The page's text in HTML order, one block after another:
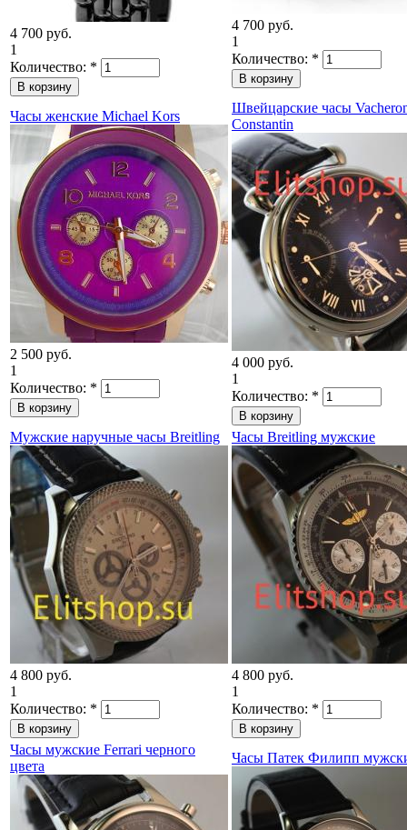
4 700 руб.
1
Количество: *
4 700 руб.
1
Количество: *
Часы женские Michael Kors
2 500 руб.
1
Количество: *
Швейцарские часы
Constantin
4 000 руб.
1
Количество: *
Мужские наручные часы Breitling
4 800 руб.
1
Количество: *
Часы Breitling мужские
4 800 руб.
1
Количество: *
Часы мужские Ferrari черного
цвета
Часы Патек Филипп